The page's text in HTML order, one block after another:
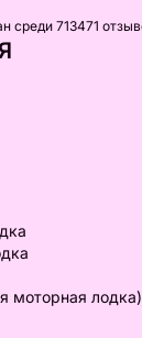
среди 713471
моторная лодка)